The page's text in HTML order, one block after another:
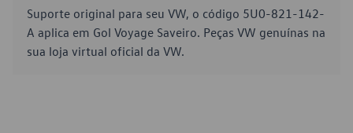
Suporte original para seu VW, o código 5U0-821-142-
A aplica em Gol Voyage Saveiro. Peças VW genuínas na
sua loja virtual oficial da VW.